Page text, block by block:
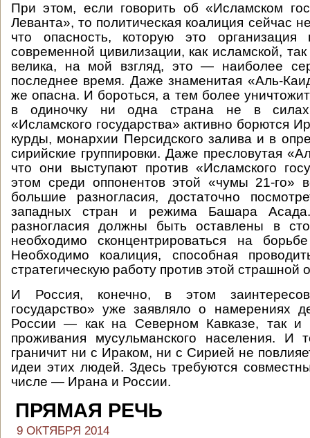
При этом, если говорить об «Исламском
Леванта», то политическая коалиция сейчас
что опасность, которую это организация
современной цивилизации, как исламской,
велика, на мой взгляд, это — наиболее
последнее время. Даже знаменитая «Аль-
же опасна. И бороться, а тем более
в одиночку ни одна страна не в
«Исламского государства» активно борются
курды, монархии Персидского залива и в
сирийские группировки. Даже пресловутая
что они выступают против «Исламского
этом среди оппонентов этой «чумы 21-го»
большие разногласия, достаточно
западных стран и режима Башара
разногласия должны быть оставлены в
необходимо сконцентрироваться на
Необходимо коалиция, способная
стратегическую работу против этой страшной
И Россия, конечно, в этом
государство» уже заявляло о намерениях
России — как на Северном Кавказе, так и
проживания мусульманского населения. И
граничит ни с Ираком, ни с Сирией не
идеи этих людей. Здесь требуются
числе — Ирана и России.
ПРЯМАЯ РЕЧЬ
9 ОКТЯБРЯ 2014